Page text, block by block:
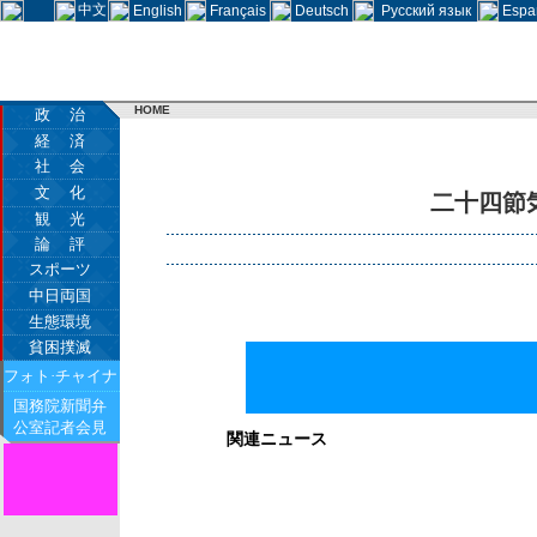
中文 English Français Deutsch Русский язык
政 治
経 済
社 会
文 化
観 光
論 評
スポーツ
中日両国
生態環境
貧困撲滅
フォト·チャイナ
国務院新聞弁
公室記者会見
HOME
二十四節
関連ニュース